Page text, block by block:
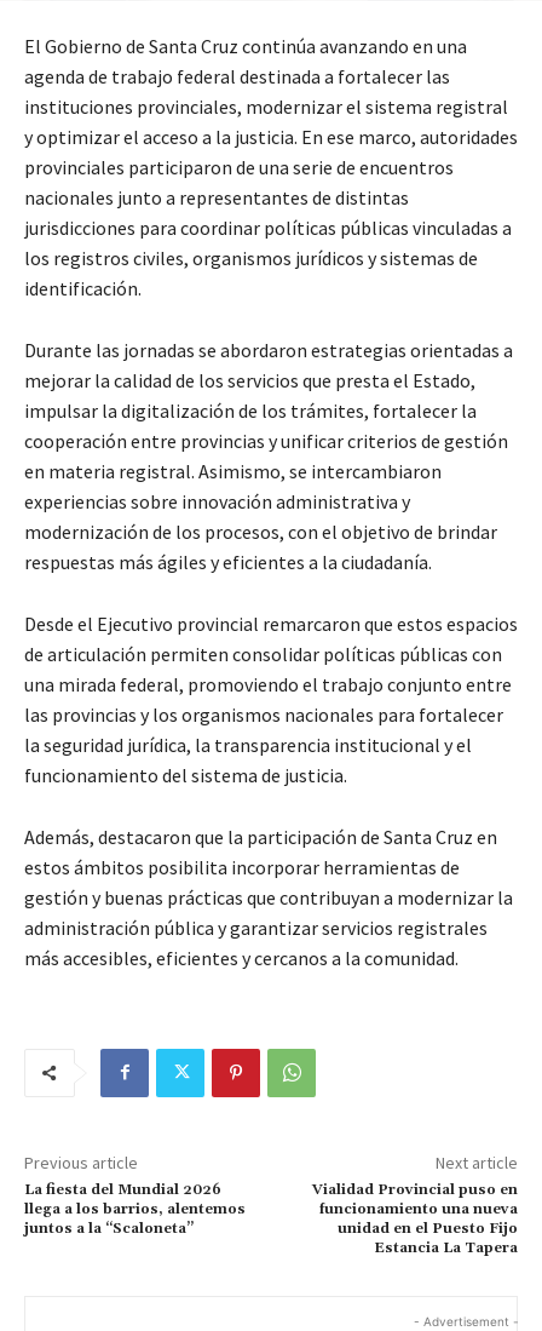
El Gobierno de Santa Cruz continúa avanzando en una
agenda de trabajo federal destinada a fortalecer las
instituciones provinciales, modernizar el sistema registral
y optimizar el acceso a la justicia. En ese marco, autoridades
provinciales participaron de una serie de encuentros
nacionales junto a representantes de distintas
jurisdicciones para coordinar políticas públicas vinculadas a
los registros civiles, organismos jurídicos y sistemas de
identificación.
Durante las jornadas se abordaron estrategias orientadas a
mejorar la calidad de los servicios que presta el Estado,
impulsar la digitalización de los trámites, fortalecer la
cooperación entre provincias y unificar criterios de gestión
en materia registral. Asimismo, se intercambiaron
experiencias sobre innovación administrativa y
modernización de los procesos, con el objetivo de brindar
respuestas más ágiles y eficientes a la ciudadanía.
Desde el Ejecutivo provincial remarcaron que estos espacios
de articulación permiten consolidar políticas públicas con
una mirada federal, promoviendo el trabajo conjunto entre
las provincias y los organismos nacionales para fortalecer
la seguridad jurídica, la transparencia institucional y el
funcionamiento del sistema de justicia.
Además, destacaron que la participación de Santa Cruz en
estos ámbitos posibilita incorporar herramientas de
gestión y buenas prácticas que contribuyan a modernizar la
administración pública y garantizar servicios registrales
más accesibles, eficientes y cercanos a la comunidad.
Previous article
La fiesta del Mundial 2026
llega a los barrios, alentemos
juntos a la “Scaloneta”
Next article
Vialidad Provincial puso en
funcionamiento una nueva
unidad en el Puesto Fijo
Estancia La Tapera
- Advertisement -